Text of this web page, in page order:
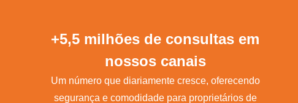
+5,5 milhões de consultas em
nossos canais
Um número que diariamente cresce, oferecendo
segurança e comodidade para proprietários de